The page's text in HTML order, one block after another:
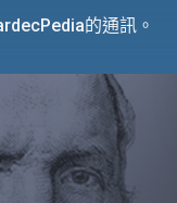
的通訊。